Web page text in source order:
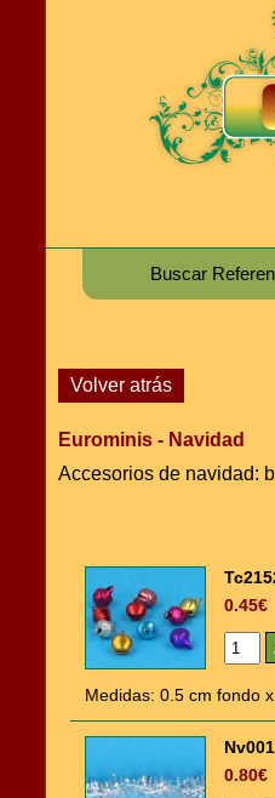
Buscar
Volver atrás
Eurominis - Navidad
Accesorios de navidad:
0.45€
Medidas: 0.5 cm fondo
0.80€